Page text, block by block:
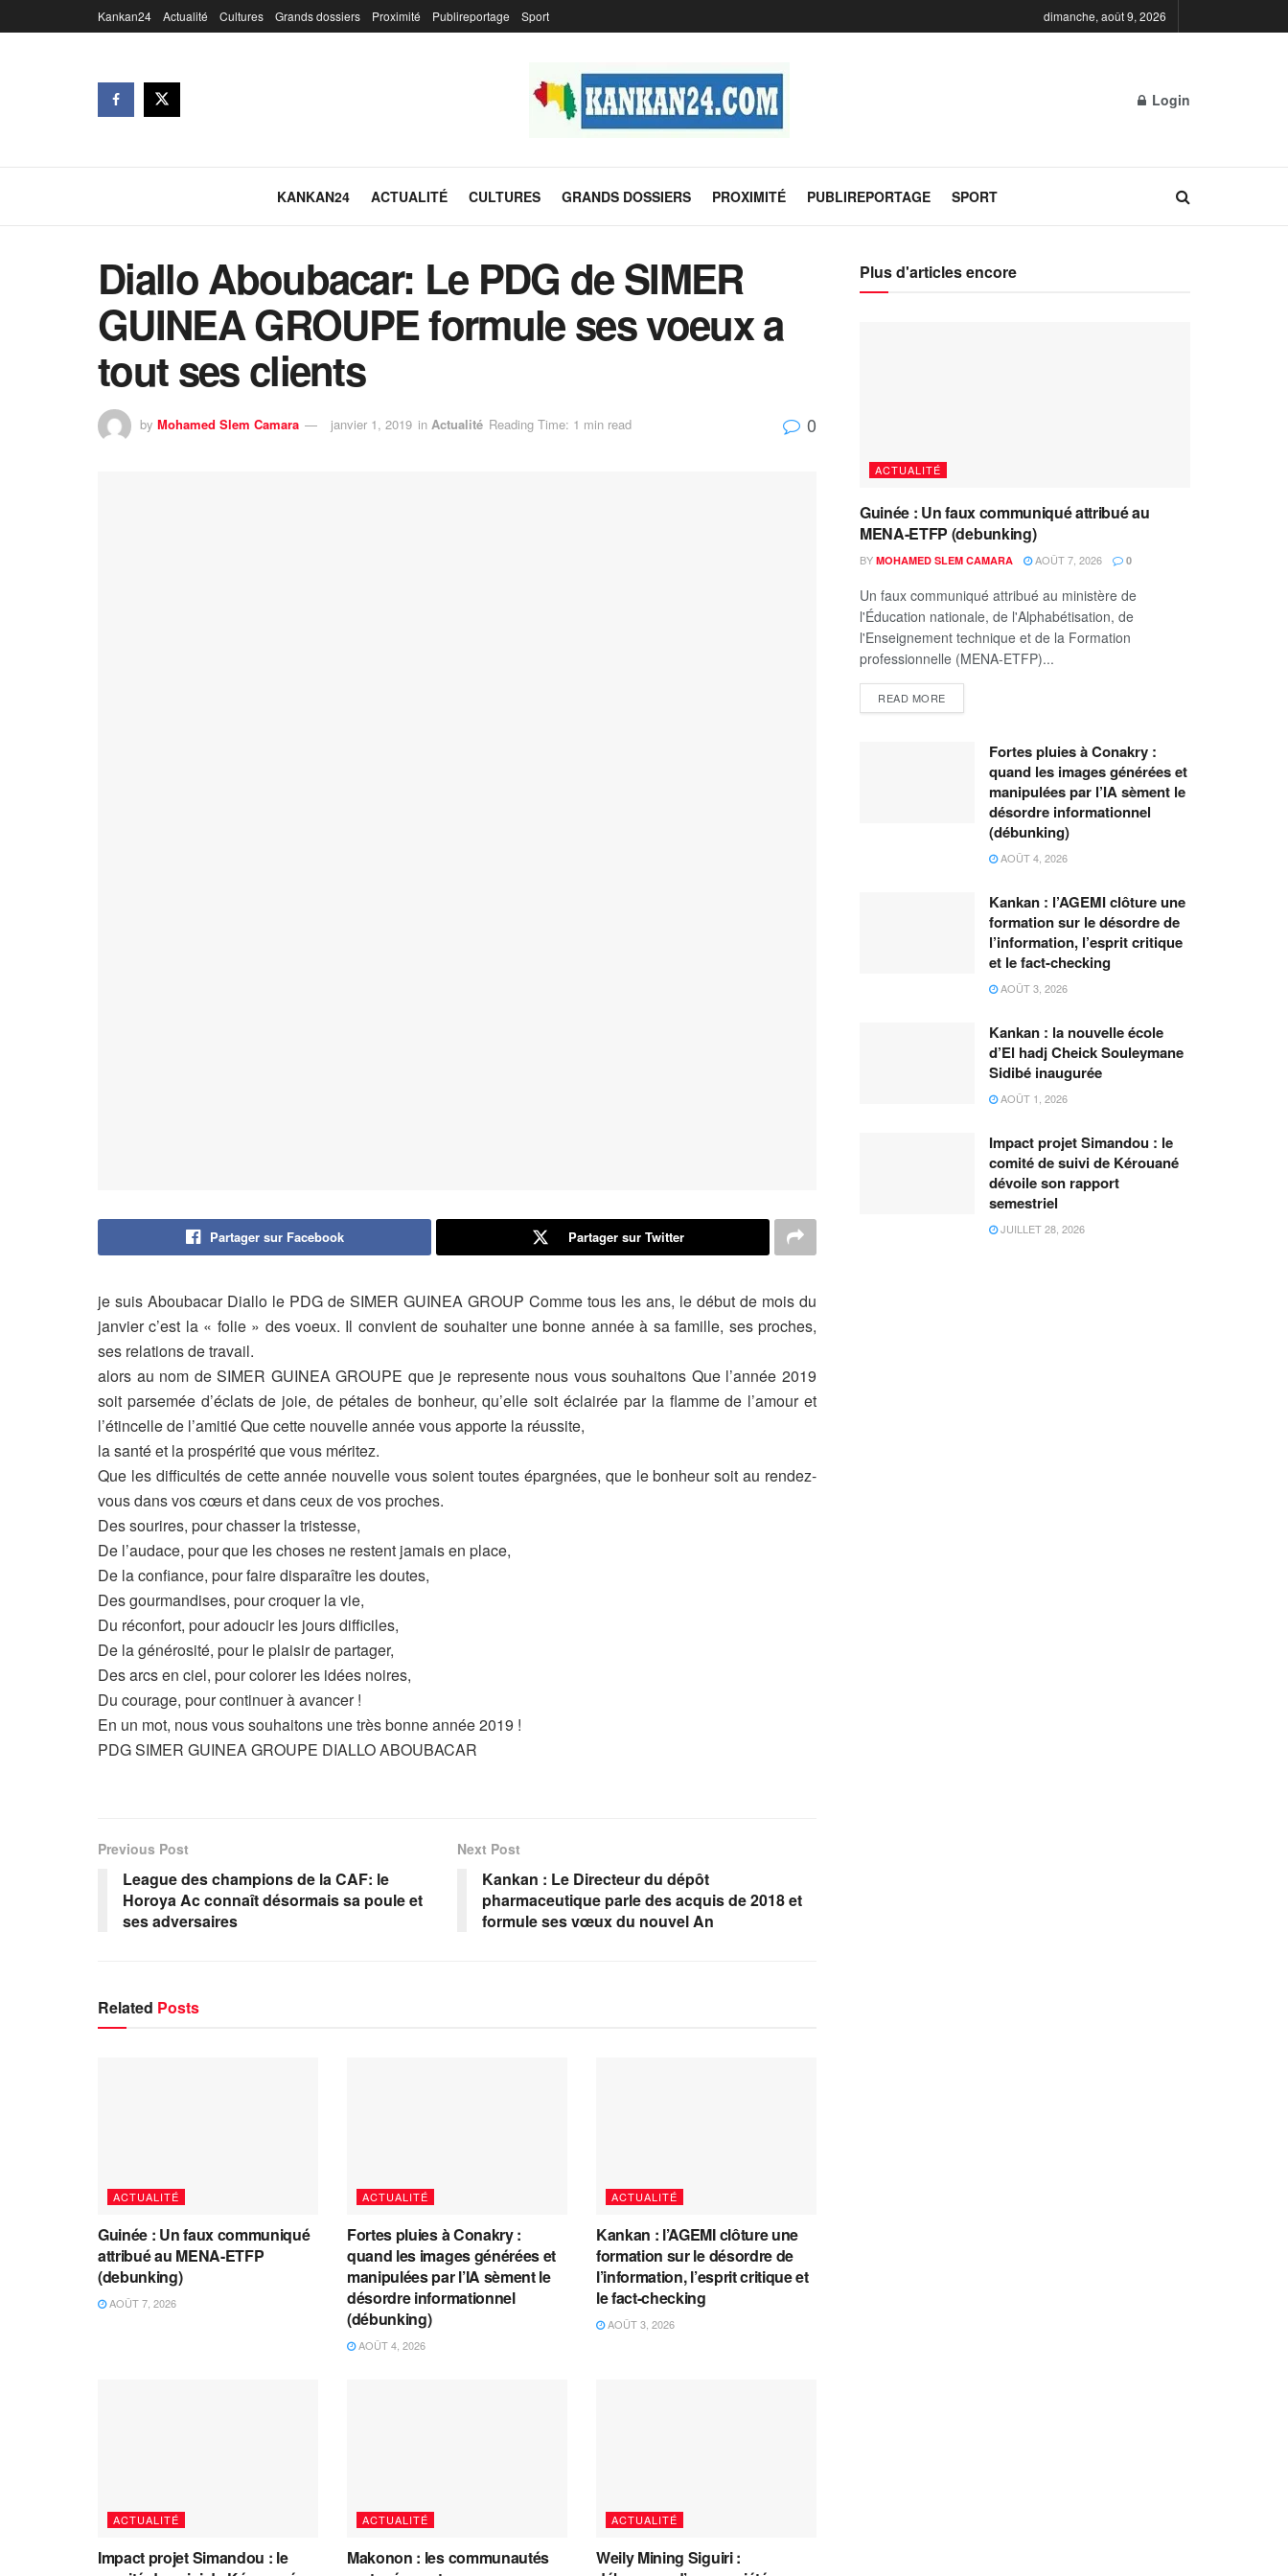
Kankan24 Actualité Cultures Grands dossiers Proximité Publireportage Sport dimanche, août 9, 2026
Login
KANKAN24 ACTUALITÉ CULTURES GRANDS DOSSIERS PROXIMITÉ PUBLIREPORTAGE SPORT
Diallo Aboubacar: Le PDG de SIMER
GUINEA GROUPE formule ses voeux a
tout ses clients
by Mohamed Slem Camara janvier 1, 2019 in Actualité Reading Time: 1 min read 0
Partager sur Facebook Partager sur Twitter
je suis Aboubacar Diallo le PDG de SIMER GUINEA GROUP Comme tous les ans, le début de mois du
janvier c’est la « folie » des voeux. Il convient de souhaiter une bonne année à sa famille, ses proches,
ses relations de travail.
alors au nom de SIMER GUINEA GROUPE que je represente nous vous souhaitons Que l’année 2019
soit parsemée d’éclats de joie, de pétales de bonheur, qu’elle soit éclairée par la flamme de l’amour et
l’étincelle de l’amitié Que cette nouvelle année vous apporte la réussite,
la santé et la prospérité que vous méritez.
Que les difficultés de cette année nouvelle vous soient toutes épargnées, que le bonheur soit au rendez-
vous dans vos cœurs et dans ceux de vos proches.
Des sourires, pour chasser la tristesse,
De l’audace, pour que les choses ne restent jamais en place,
De la confiance, pour faire disparaître les doutes,
Des gourmandises, pour croquer la vie,
Du réconfort, pour adoucir les jours difficiles,
De la générosité, pour le plaisir de partager,
Des arcs en ciel, pour colorer les idées noires,
Du courage, pour continuer à avancer !
En un mot, nous vous souhaitons une très bonne année 2019 !
PDG SIMER GUINEA GROUPE DIALLO ABOUBACAR
Previous Post
League des champions de la CAF: le
Horoya Ac connaît désormais sa poule et
ses adversaires
Next Post
Kankan : Le Directeur du dépôt
pharmaceutique parle des acquis de 2018 et
formule ses vœux du nouvel An
Related Posts
ACTUALITÉ
Guinée : Un faux communiqué
attribué au MENA-ETFP
(debunking)
AOÛT 7, 2026
ACTUALITÉ
Fortes pluies à Conakry :
quand les images générées et
manipulées par l’IA sèment le
désordre informationnel
(débunking)
AOÛT 4, 2026
ACTUALITÉ
Kankan : l’AGEMI clôture une
formation sur le désordre de
l’information, l’esprit critique et
le fact-checking
AOÛT 3, 2026
ACTUALITÉ
Impact projet Simandou : le
ACTUALITÉ
Makonon : les communautés
ACTUALITÉ
Weily Mining Siguiri :
Plus d'articles encore
ACTUALITÉ
Guinée : Un faux communiqué attribué au
MENA-ETFP (debunking)
BY MOHAMED SLEM CAMARA AOÛT 7, 2026 0
Un faux communiqué attribué au ministère de
l'Éducation nationale, de l'Alphabétisation, de
l'Enseignement technique et de la Formation
professionnelle (MENA-ETFP)...
READ MORE
Fortes pluies à Conakry :
quand les images générées et
manipulées par l’IA sèment le
désordre informationnel
(débunking)
AOÛT 4, 2026
Kankan : l’AGEMI clôture une
formation sur le désordre de
l’information, l’esprit critique
et le fact-checking
AOÛT 3, 2026
Kankan : la nouvelle école
d’El hadj Cheick Souleymane
Sidibé inaugurée
AOÛT 1, 2026
Impact projet Simandou : le
comité de suivi de Kérouané
dévoile son rapport
semestriel
JUILLET 28, 2026